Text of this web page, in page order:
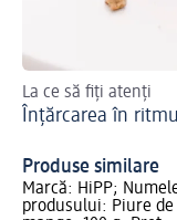
La ce să fiți atenți
Înțărcarea în
Produse similare
Marcă: HiPP;
produsului: Piure de